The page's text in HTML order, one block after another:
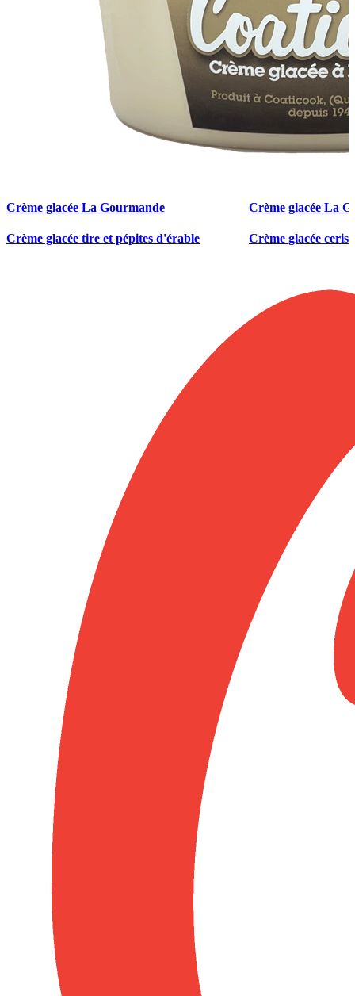
Crème glacée La Gourmande
Crème glacée tire et pépites d'érable
Crème glacée La
Crème glacée